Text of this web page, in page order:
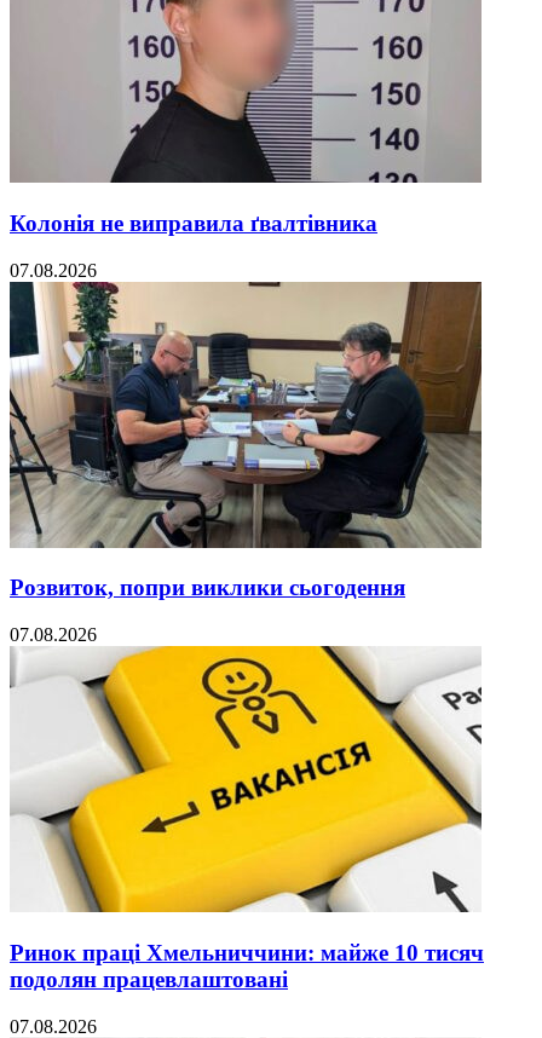
Колонія не виправила ґвалтівника
07.08.2026
Розвиток, попри виклики сьогодення
07.08.2026
Ринок праці Хмельниччини: майже 10 тисяч
подолян працевлаштовані
07.08.2026